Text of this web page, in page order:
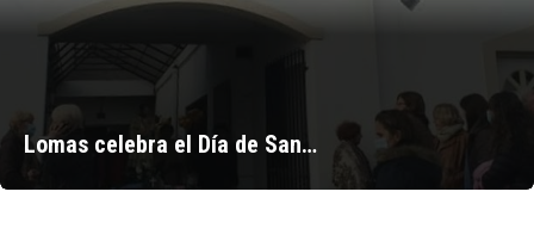
Lomas celebra el Día de San…